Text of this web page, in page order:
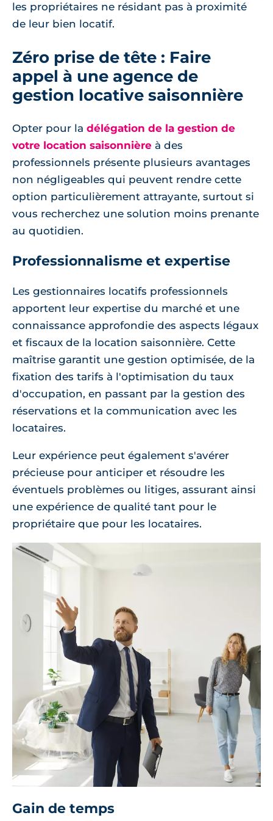
les propriétaires ne résidant pas à proximité
de leur bien locatif.
Zéro prise de tête : Faire
appel à une agence de
gestion locative saisonnière
Opter pour la délégation de la gestion de
votre location saisonnière à des
professionnels présente plusieurs avantages
non négligeables qui peuvent rendre cette
option particulièrement attrayante, surtout si
vous recherchez une solution moins prenante
au quotidien.
Professionnalisme et expertise
Les gestionnaires locatifs professionnels
apportent leur expertise du marché et une
connaissance approfondie des aspects légaux
et fiscaux de la location saisonnière. Cette
maîtrise garantit une gestion optimisée, de la
fixation des tarifs à l'optimisation du taux
d'occupation, en passant par la gestion des
réservations et la communication avec les
locataires.
Leur expérience peut également s'avérer
précieuse pour anticiper et résoudre les
éventuels problèmes ou litiges, assurant ainsi
une expérience de qualité tant pour le
propriétaire que pour les locataires.
Gain de temps